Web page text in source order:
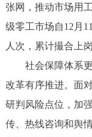
张网，推动市场用
级零工市场自12月
人次，累计撮合上
社会保障体系更
改革有序推进。面
研判风险点位，加
传、热线咨询和舆